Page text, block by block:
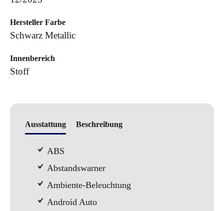
Hersteller Farbe
Schwarz Metallic
Innenbereich
Stoff
Ausstattung Beschreibung
ABS
Abstandswarner
Ambiente-Beleuchtung
Android Auto